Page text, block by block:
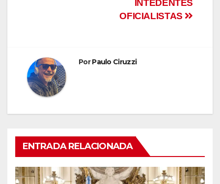
INTEDENTES
OFICIALISTAS
PorPaulo Ciruzzi
ENTRADA RELACIONADA